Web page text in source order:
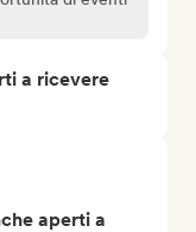
a ricevere
aperti a